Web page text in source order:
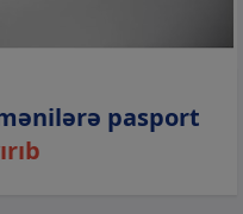
pasport